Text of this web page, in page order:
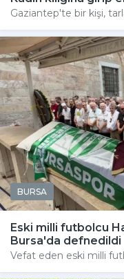
Gaziantep'te bir kişi,
BURSA
Eski milli futbolcu
Bursa'da defnedildi
Vefat eden eski milli